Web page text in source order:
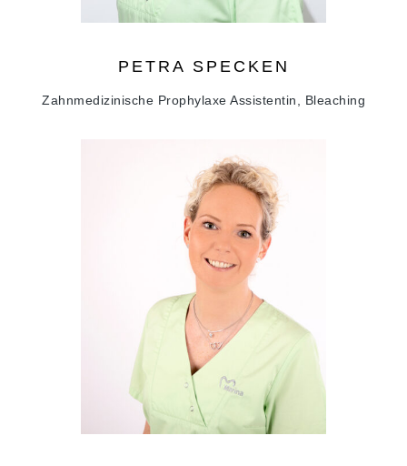
PETRA SPECKEN
Zahnmedizinische Prophylaxe Assistentin, Bleaching